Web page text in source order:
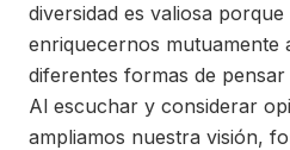
diversidad es valiosa
enriquecernos mutuamente
diferentes formas de
Al escuchar y considerar
ampliamos nuestra visión,